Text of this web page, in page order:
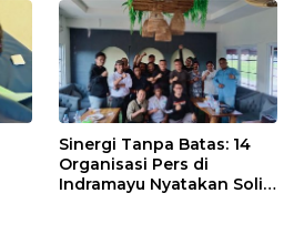
Sinergi Tanpa Batas: 14
Organisasi Pers di
Indramayu Nyatakan Solid